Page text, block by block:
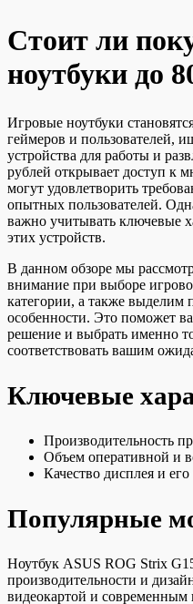
Стоит ли
ноутбуки до
Игровые ноутбуки
геймеров и пользователей,
устройства для работы и
рублей открывает доступ к
могут удовлетворить
опытных пользователей.
важно учитывать ключевые
этих устройств.
В данном обзоре мы
внимание при выборе
категории, а также выделим
особенности. Это поможет
решение и выбрать именно
соответствовать вашим
Ключевые
Производительность
Объем оперативной и
Качество дисплея и
Популярные
Ноутбук ASUS ROG Strix
производительности и
видеокартой и современным